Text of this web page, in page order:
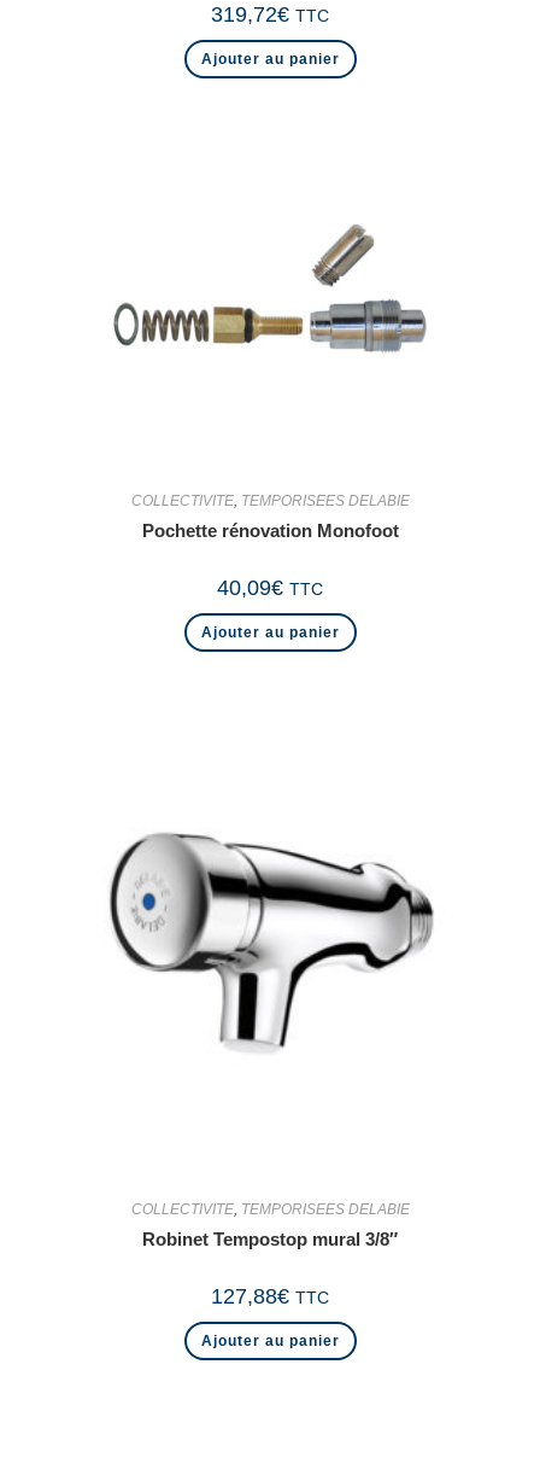
319,72€ TTC
Ajouter au panier
COLLECTIVITE, TEMPORISEES DELABIE
Pochette rénovation Monofoot
40,09€ TTC
Ajouter au panier
COLLECTIVITE, TEMPORISEES DELABIE
Robinet Tempostop mural 3/8″
127,88€ TTC
Ajouter au panier